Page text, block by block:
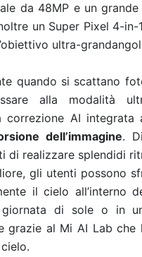
da 48MP e un
un Super Pixel 4-
ultra-
quando si scattano
alla modalità
correzione AI integrata
dell’immagine.
di realizzare splendidi
gli utenti possono
il cielo all’interno
di sole o in
grazie al Mi AI Lab